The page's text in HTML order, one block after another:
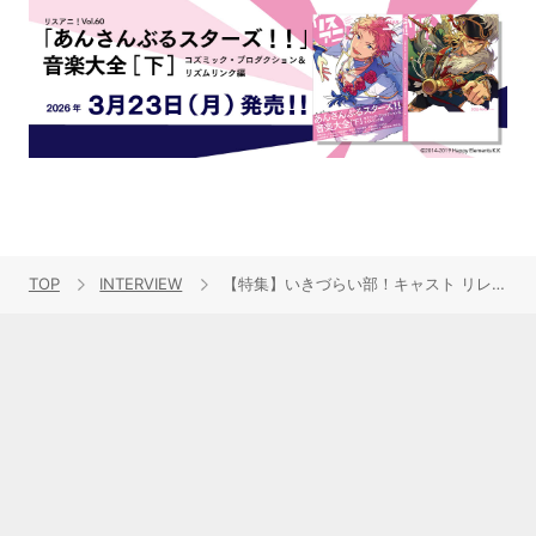
TOP INTERVIEW 【特集】いきづらい部！キャスト リレーインタビュー第7回：奥村優季（春宮ゆくり役）――ミュージカルや舞台への憧れ、ゆくりの繊細さを歌に込めて